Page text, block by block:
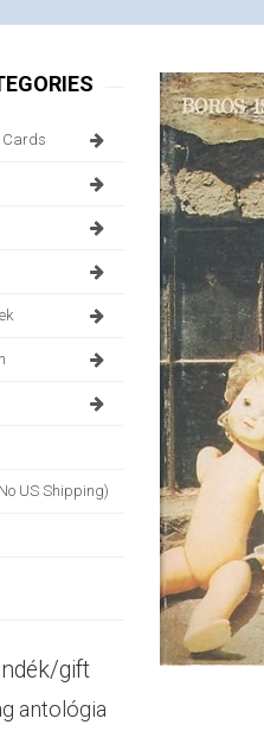
Cards
US Shipping)
gift
antológia